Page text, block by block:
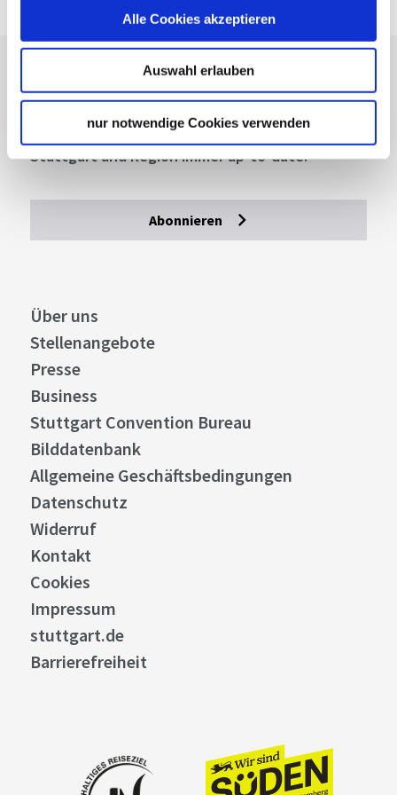
Alle Cookies akzeptieren
Auswahl erlauben
nur notwendige Cookies verwenden
Lassen Sie sich inspirieren!
Mit unserem Newsletter bleiben Sie zu Events,
Highlights und aktuellen Angeboten in
Stuttgart und Region immer up-to-date.
Abonnieren
Über uns
Stellenangebote
Presse
Business
Stuttgart Convention Bureau
Bilddatenbank
Allgemeine Geschäftsbedingungen
Datenschutz
Widerruf
Kontakt
Cookies
Impressum
stuttgart.de
Barrierefreiheit